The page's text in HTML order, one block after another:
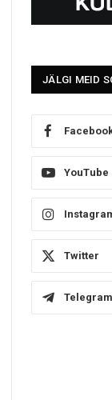
JÄLGI MEID
YouTube
Twitter
Telegram